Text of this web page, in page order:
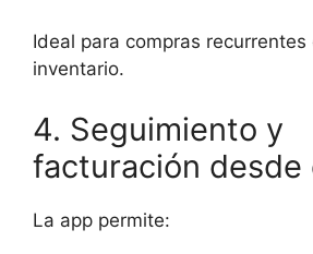
Ideal para compras
inventario.
4. Seguimiento y
facturación desde
La app permite: